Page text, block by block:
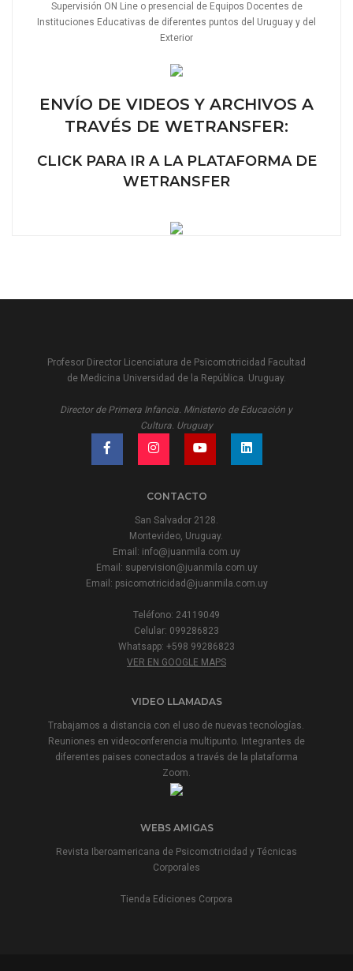
Supervisión ON Line o presencial de Equipos Docentes de
Instituciones Educativas de diferentes puntos del Uruguay y del
Exterior
ENVÍO DE VIDEOS Y ARCHIVOS A
TRAVÉS DE WETRANSFER:
CLICK PARA IR A LA PLATAFORMA DE
WETRANSFER
Profesor Director Licenciatura de Psicomotricidad Facultad
de Medicina Universidad de la República. Uruguay.
Director de Primera Infancia. Ministerio de Educación y
Cultura. Uruguay
CONTACTO
San Salvador 2128.
Montevideo, Uruguay.
Email: info@juanmila.com.uy
Email: supervision@juanmila.com.uy
Email: psicomotricidad@juanmila.com.uy
Teléfono: 24119049
Celular: 099286823
Whatsapp: +598 99286823
VER EN GOOGLE MAPS
VIDEO LLAMADAS
Trabajamos a distancia con el uso de nuevas tecnologías.
Reuniones en videoconferencia multipunto. Integrantes de
diferentes paises conectados a través de la plataforma
Zoom.
WEBS AMIGAS
Revista Iberoamericana de Psicomotricidad y Técnicas
Corporales
Tienda Ediciones Corpora